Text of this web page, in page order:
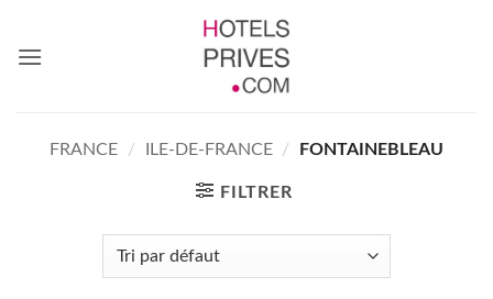
contenu
FRANCE / ILE-DE-FRANCE / FONTAINEBLEAU
FILTRER